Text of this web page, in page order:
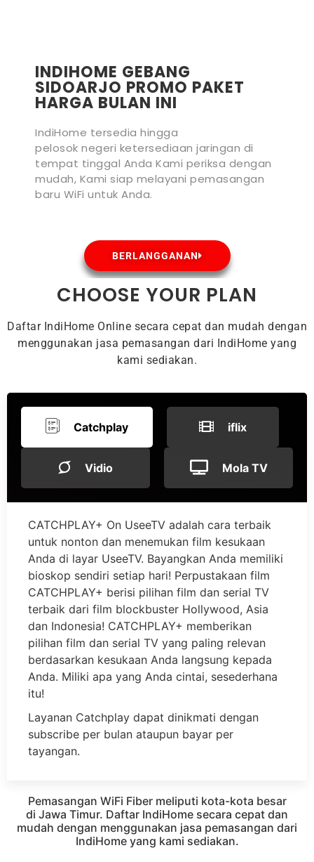
INDIHOME GEBANG
SIDOARJO PROMO PAKET
HARGA BULAN INI
IndiHome tersedia hingga
pelosok negeri ketersediaan jaringan di
tempat tinggal Anda Kami periksa dengan
mudah, Kami siap melayani pemasangan
baru WiFi untuk Anda.
BERLANGGANAN
CHOOSE YOUR PLAN
Daftar IndiHome Online secara cepat dan mudah dengan
menggunakan jasa pemasangan dari IndiHome yang
kami sediakan.
Catchplay iflix
Vidio Mola TV
CATCHPLAY+ On UseeTV adalah cara terbaik
untuk nonton dan menemukan film kesukaan
Anda di layar UseeTV. Bayangkan Anda memiliki
bioskop sendiri setiap hari! Perpustakaan film
CATCHPLAY+ berisi pilihan film dan serial TV
terbaik dari film blockbuster Hollywood, Asia
dan Indonesia! CATCHPLAY+ memberikan
pilihan film dan serial TV yang paling relevan
berdasarkan kesukaan Anda langsung kepada
Anda. Miliki apa yang Anda cintai, sesederhana
itu!
Layanan Catchplay dapat dinikmati dengan
subscribe per bulan ataupun bayar per
tayangan.
Pemasangan WiFi Fiber meliputi kota-kota besar
di Jawa Timur. Daftar IndiHome secara cepat dan
mudah dengan menggunakan jasa pemasangan dari
IndiHome yang kami sediakan.